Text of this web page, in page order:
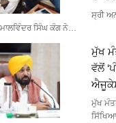
ਸ੍ਰੀ
ਮਾਲਵਿੰਦਰ ਸਿੰਘ ਕੰਗ ਨੇ…
ਮੁੱਖ
ਵੱਲੋਂ
ਮੁੱਖ